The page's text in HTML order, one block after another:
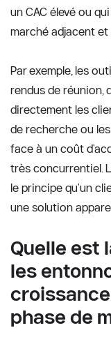
un CAC élevé ou
marché adjacent et
Par exemple, les
rendus de réunion,
directement les
de recherche ou
face à un coût
très concurrentiel.
le principe qu'un
une solution
Quelle est
les
phase de